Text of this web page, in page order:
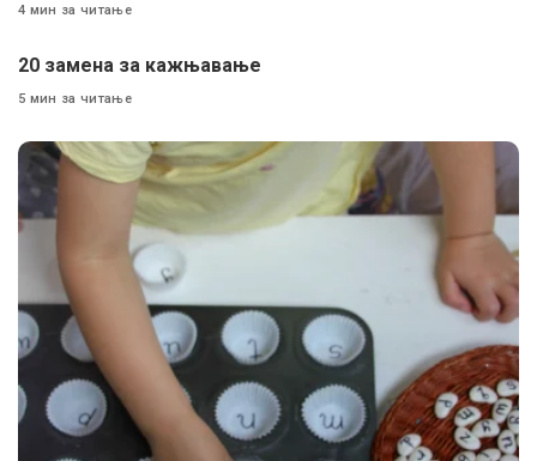
4 мин за читање
20 замена за кажњавање
5 мин за читање